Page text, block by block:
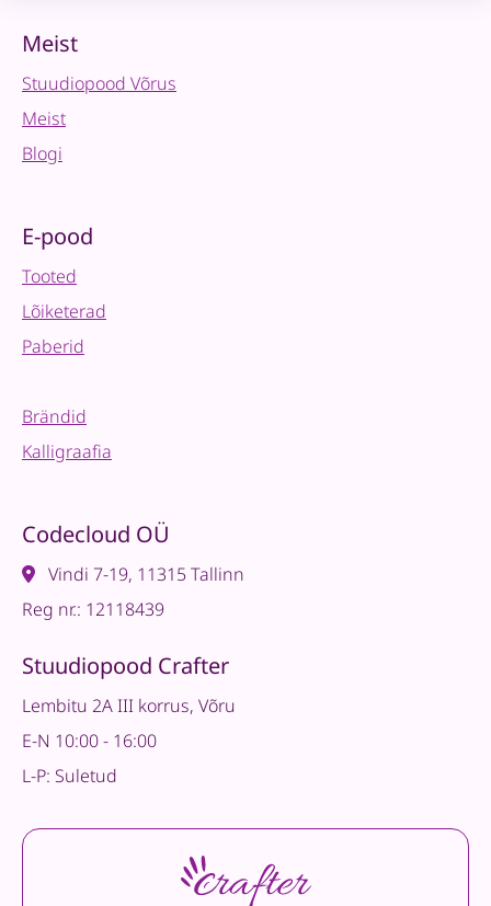
Meist
Stuudiopood Võrus
Meist
Blogi
E-pood
Tooted
Lõiketerad
Paberid
Brändid
Kalligraafia
Codecloud OÜ
Vindi 7-19, 11315 Tallinn
Reg nr.: 12118439
Stuudiopood Crafter
Lembitu 2A III korrus, Võru
E-N 10:00 - 16:00
L-P: Suletud